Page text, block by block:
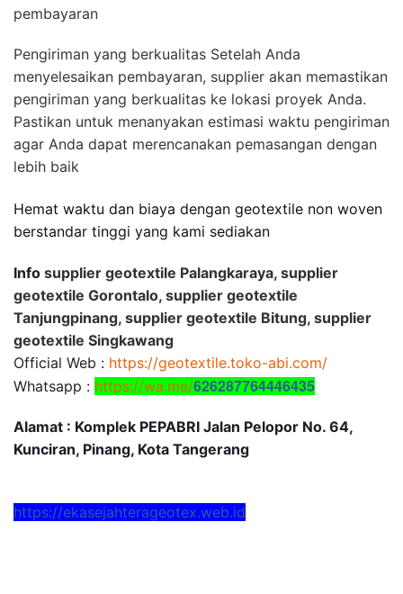
pembayaran
Pengiriman yang berkualitas Setelah Anda
menyelesaikan pembayaran, supplier akan memastikan
pengiriman yang berkualitas ke lokasi proyek Anda.
Pastikan untuk menanyakan estimasi waktu pengiriman
agar Anda dapat merencanakan pemasangan dengan
lebih baik
Hemat waktu dan biaya dengan geotextile non woven
berstandar tinggi yang kami sediakan
Info supplier geotextile Palangkaraya, supplier
geotextile Gorontalo, supplier geotextile
Tanjungpinang, supplier geotextile Bitung, supplier
geotextile Singkawang
Official Web : https://geotextile.toko-abi.com/
Whatsapp : https://wa.me/626287764446435
Alamat : Komplek PEPABRI Jalan Pelopor No. 64,
Kunciran, Pinang, Kota Tangerang
https://ekasejahterageotex.web.id